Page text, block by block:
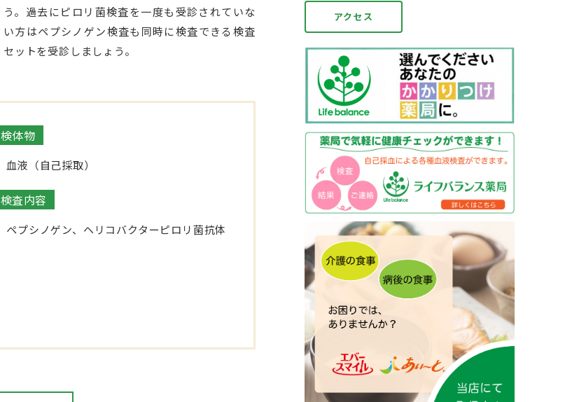
う。過去にピロリ菌検査を一度も受診されていな
い方はペプシノゲン検査も同時に検査できる検査
セットを受診しましょう。
検体物
血液（自己採取）
検査内容
ペプシノゲン、ヘリコバクターピロリ菌抗体
アクセス